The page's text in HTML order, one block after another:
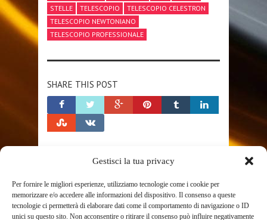
Gestisci la tua privacy
Per fornire le migliori esperienze, utilizziamo tecnologie come i cookie per
memorizzare e/o accedere alle informazioni del dispositivo. Il consenso a queste
tecnologie ci permetterà di elaborare dati come il comportamento di navigazione o ID
unici su questo sito. Non acconsentire o ritirare il consenso può influire negativamente
STELLE
TELESCOPIO
TELESCOPIO CELESTRON
TELESCOPIO NEWTONIANO
TELESCOPIO PROFESSIONALE
SHARE THIS POST